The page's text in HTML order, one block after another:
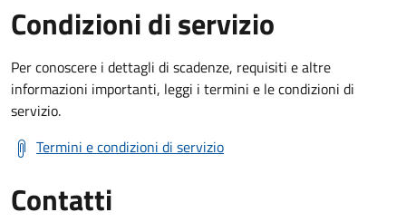
Condizioni di servizio
Per conoscere i dettagli di scadenze, requisiti e altre
informazioni importanti, leggi i termini e le condizioni di
servizio.
Termini e condizioni di servizio
Contatti